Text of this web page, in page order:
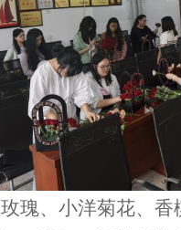
玫瑰、 小洋菊花、 香